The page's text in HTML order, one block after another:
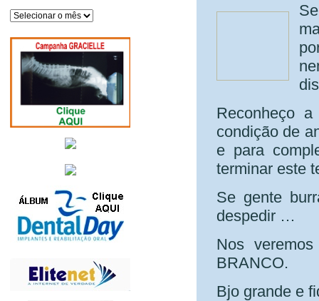
Arquivos
Reconheço
condição de
e para
terminar este
Se gente
despedir …
Nos
BRANCO.
Bjo grande e